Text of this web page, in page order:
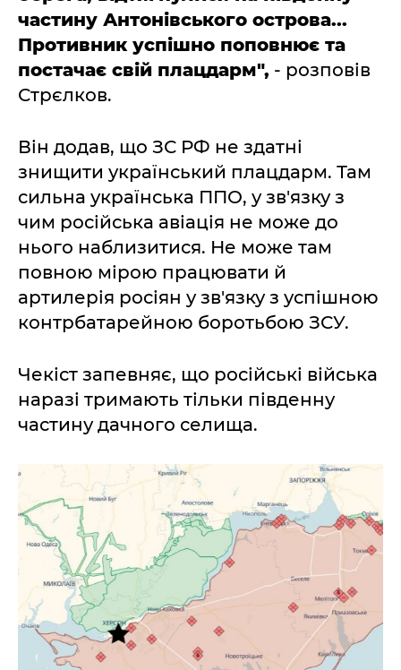
частину Антонівського острова...
Противник успішно поповнює та
постачає свій плацдарм", - розповів
Стрєлков.
Він додав, що ЗС РФ не здатні
знищити український плацдарм. Там
сильна українська ППО, у зв'язку з
чим російська авіація не може до
нього наблизитися. Не може там
повною мірою працювати й
артилерія росіян у зв'язку з успішною
контрбатарейною боротьбою ЗСУ.
Чекіст запевняє, що російські війська
наразі тримають тільки південну
частину дачного селища.